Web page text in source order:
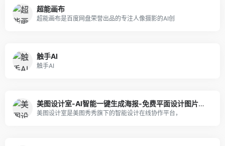
超能画布
超能画布是百度网盘荣誉出品的专注人像摄影的AI创
触手AI
触手AI
美图设计室-AI智能一键生成海报-免费平面设计图片编辑扩图抠图软件-免费模板图文素材
美图设计室是美图秀秀旗下的智能设计在线协作平台，